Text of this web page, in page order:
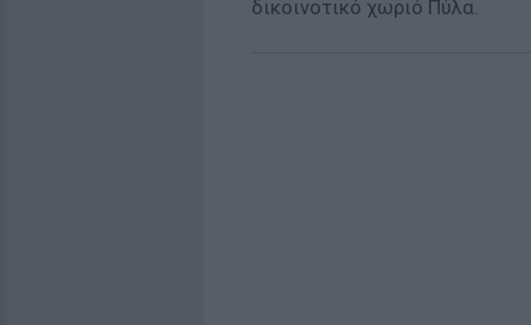
δικοινοτικό χωριό Πύλα.